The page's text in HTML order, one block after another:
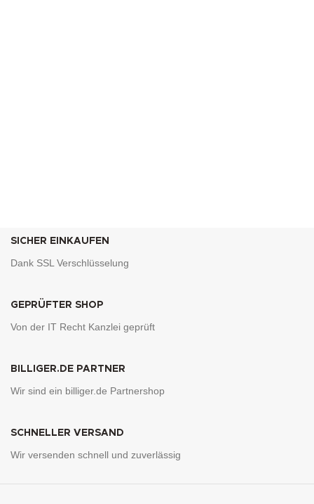
SICHER EINKAUFEN
Dank SSL Verschlüsselung
GEPRÜFTER SHOP
Von der IT Recht Kanzlei geprüft
BILLIGER.DE PARTNER
Wir sind ein billiger.de Partnershop
SCHNELLER VERSAND
Wir versenden schnell und zuverlässig